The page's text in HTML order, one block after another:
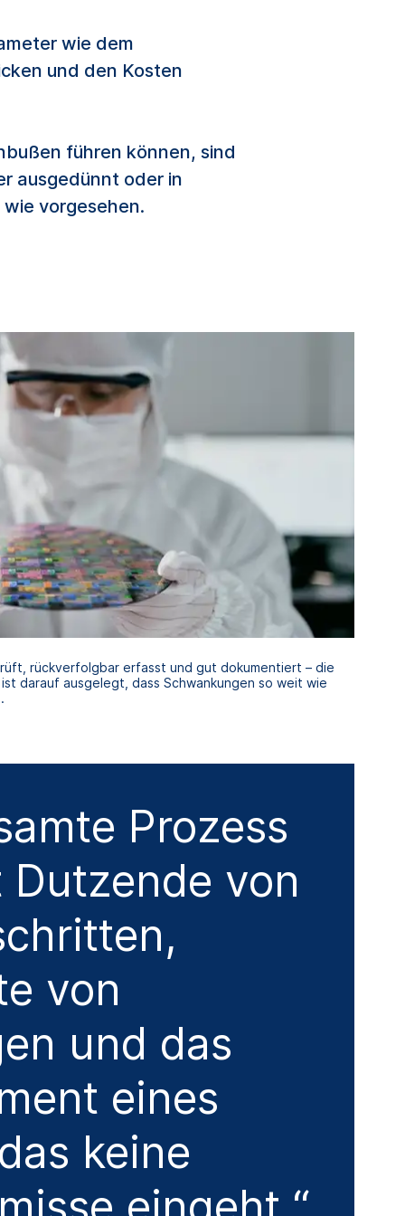
wie dem
und den Kosten
führen können, sind
ausgedünnt oder in
vorgesehen.
rückverfolgbar erfasst und gut dokumentiert – die
darauf ausgelegt, dass Schwankungen so weit wie
Prozess
von
von
und das
eines
keine